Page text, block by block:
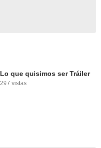
Lo que quisimos ser Tráiler
297 vistas